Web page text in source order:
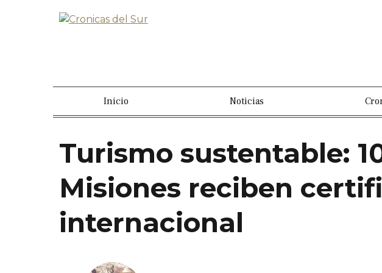
Inicio Noticias
Turismo sustentable:
Misiones reciben
internacional